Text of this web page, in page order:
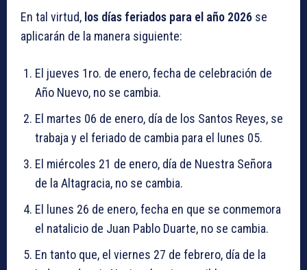
En tal virtud, los días feriados para el año 2026 se
aplicarán de la manera siguiente:
El jueves 1ro. de enero, fecha de celebración de
Año Nuevo, no se cambia.
El martes 06 de enero, día de los Santos Reyes, se
trabaja y el feriado de cambia para el lunes 05.
El miércoles 21 de enero, día de Nuestra Señora
de la Altagracia, no se cambia.
El lunes 26 de enero, fecha en que se conmemora
el natalicio de Juan Pablo Duarte, no se cambia.
En tanto que, el viernes 27 de febrero, día de la